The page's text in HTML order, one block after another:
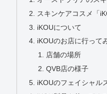
スキンケアコスメ「
iKOUについて
iKOUのお店に行って
店舗の場所
QVB店の様子
iKOUのフェイシャル